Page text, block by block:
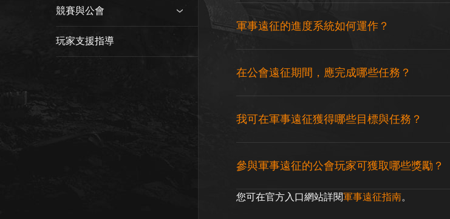
競賽與公會
玩家支援指導
軍事遠征的進度系統如何運作？
在公會遠征期間，應完成哪些任務？
我可在軍事遠征獲得哪些目標與任務？
參與軍事遠征的公會玩家可獲取哪些獎勵？
您可在官方入口網站詳閱軍事遠征指南。